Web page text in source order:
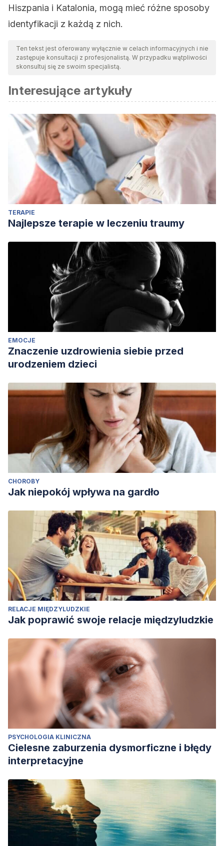
Hiszpania i Katalonia, mogą mieć różne sposoby
identyfikacji z każdą z nich.
Ten tekst jest oferowany wyłącznie w celach informacyjnych i nie
zastępuje konsultacji z profesjonalistą. W przypadku wątpliwości
skonsultuj się ze swoim specjalistą.
Interesujące artykuły
TERAPIE
Najlepsze terapie w leczeniu traumy
EMOCJE
Znaczenie uzdrowienia siebie przed
urodzeniem dzieci
CHOROBY
Jak niepokój wpływa na gardło
RELACJE MIĘDZYLUDZKIE
Jak poprawić swoje relacje międzyludzkie
PSYCHOLOGIA KLINICZNA
Cielesne zaburzenia dysmorficzne i błędy
interpretacyjne